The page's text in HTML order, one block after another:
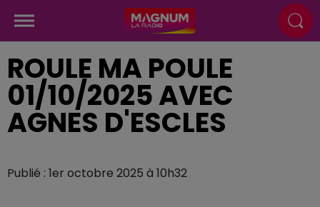
ROULE MA POULE
01/10/2025 AVEC
AGNES D'ESCLES
Publié : 1er octobre 2025 à 10h32